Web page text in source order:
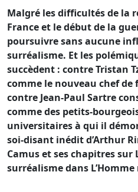
Malgré les difficultés de la
France et le début de la
poursuivre sans aucune
surréalisme. Et les
succèdent : contre Tristan
comme le nouveau chef
contre Jean-Paul Sartre
comme des petits-
universitaires à qui il
soi-disant inédit d’Arthur
Camus et ses chapitres
surréalisme dans